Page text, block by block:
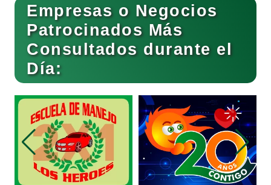
Basculas
Bebidas
Belleza
Bordados y Estampados
Empresas o Negocios
Patrocinados Más
Consultados durante el
Día: